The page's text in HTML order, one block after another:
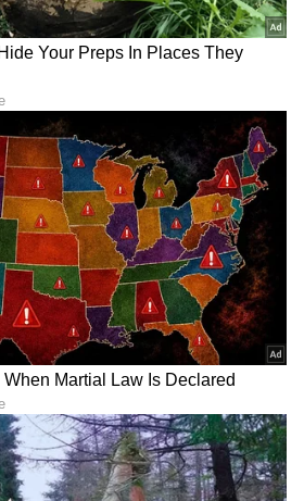
Cinema News ), ಟಿವಿ
TV Shows), ಸೆಲೆಬ್ರಿಟಿ
ಸುದ್ದಿಗಳಿಗಾಗಿ ಏಷ್ಯಾನೆಟ್
ಮನರಂಜನಾ ವಿಭಾಗ ನೋಡಿ.
(Kannada Movies Review),
ಧಾರಾವಾಹಿ ಅಪ್‌ಡೇಟ್ಸ್‌,
OTT ರಿಲೀಸ್‌ಗಳ ಬಗ್ಗೆ
ಮಾಧ್ಯಮ ಸೇರಿ ಪತ್ರಿಕೋದ್ಯಮದಲ್ಲಿ 13
ಧರ್ಮಸ್ಥಳ. ಪತ್ರಿಕೋದ್ಯಮ